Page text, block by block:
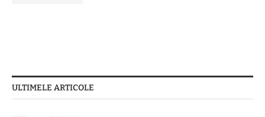
ULTIMELE ARTICOLE